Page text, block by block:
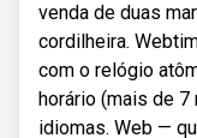
venda de duas
cordilheira.
com o relógio
horário (mais de
idiomas. Web —